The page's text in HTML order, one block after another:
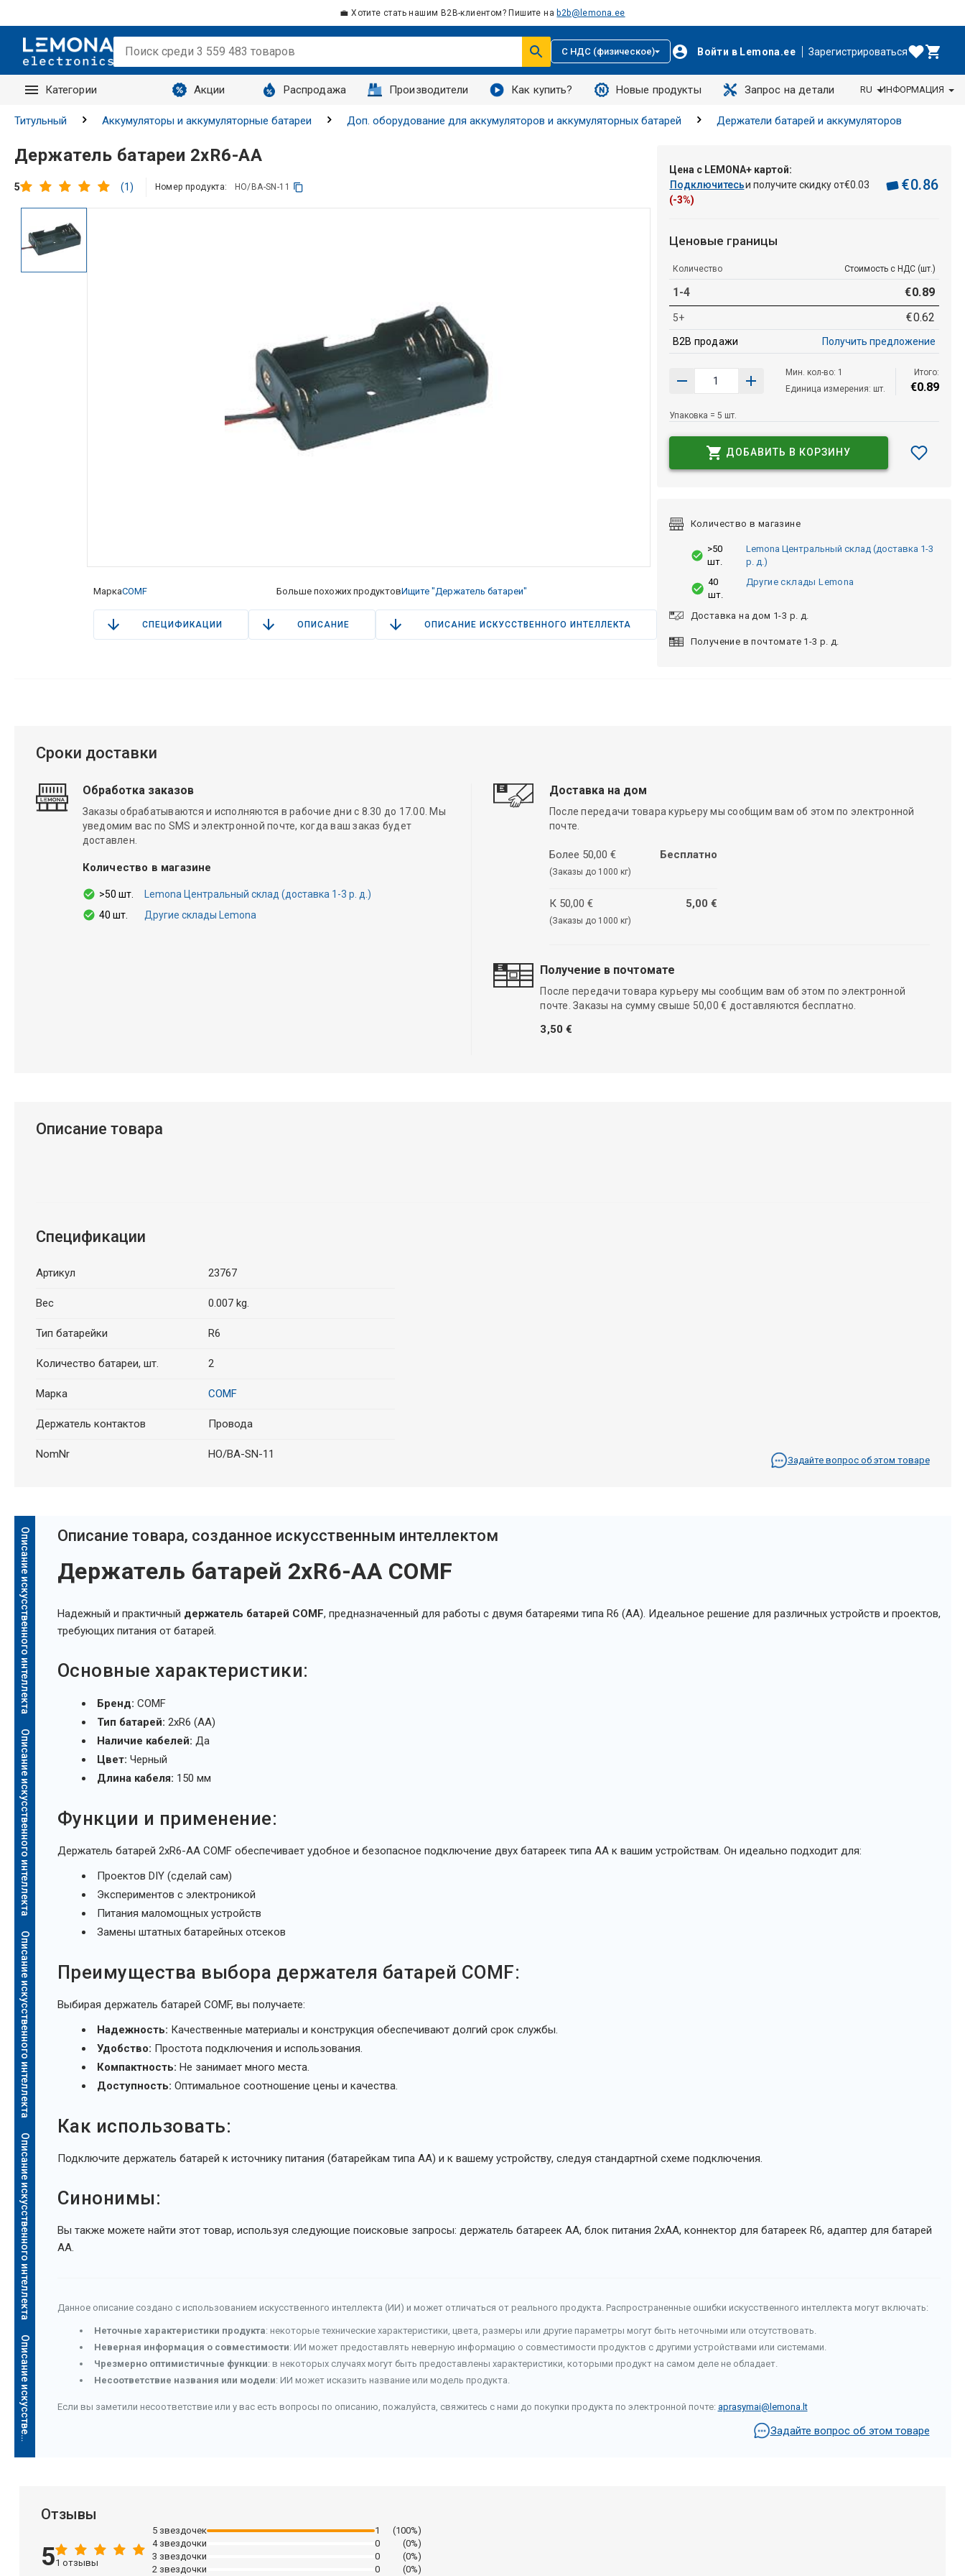
💼 Хотите стать нашим B2B-клиентом? Пишите на b2b@lemona.ee
С НДС (физическое) Войти в Lemona.ee Зарегистрироваться
Категории Акции Распродажа Производители Как купить? Новые продукты Запрос на детали
Запросы
RU ИНФОРМАЦИЯ
Титульный Аккумуляторы и аккумуляторные батареи Доп. оборудование для аккумуляторов и аккумуляторных батарей Держатели батарей и аккумуляторов
Держатель батареи 2xR6-AA
5 (1) Номер продукта: HO/BA-SN-11
МаркаCOMF Больше похожих продуктовИщите "Держатель батареи"
СПЕЦИФИКАЦИИ ОПИСАНИЕ ОПИСАНИЕ ИСКУССТВЕННОГО ИНТЕЛЛЕКТА
Цена с LEMONA+ картой:
Подключитесьи получите скидку от€0 03
(-3%)
€0.86
Ценовые границы
Количество Стоимость с НДС (шт.)
1-4 €0.89
5+ €0.62
B2B продажи Получить предложение
Мин. кол-во: 1
Единица измерения: шт.
Итого:
€0.89
Упаковка = 5 шт.
ДОБАВИТЬ В КОРЗИНУ
Количество в магазине
>50
шт.
Lemona Центральный склад (доставка 1-3
р. д.)
40
шт.
Другие склады Lemona
Доставка на дом 1-3 р. д.
Получение в почтомате 1-3 р. д.
Сроки доставки
Обработка заказов
Заказы обрабатываются и исполняются в рабочие дни с 8.30 до 17.00. Мы
уведомим вас по SMS и электронной почте, когда ваш заказ будет
доставлен.
Количество в магазине
>50 шт.
Lemona Центральный склад (доставка 1-3 р. д.)
40 шт.
Другие склады Lemona
Доставка на дом
После передачи товара курьеру мы сообщим вам об этом по электронной
почте.
Более 50,00 €
(Заказы до 1000 кг)
Бесплатно
К 50,00 €
(Заказы до 1000 кг)
5,00 €
Получение в почтомате
После передачи товара курьеру мы сообщим вам об этом по электронной
почте. Заказы на сумму свыше 50,00 € доставляются бесплатно.
3,50 €
Описание товара
Спецификации
Артикул 23767
Вес 0.007 kg.
Тип батарейки R6
Количество батареи, шт. 2
Марка COMF
Держатель контактов Провода
NomNr HO/BA-SN-11 Задайте вопрос об этом товаре
Описание искусственного интеллекта
Описание искусственного интеллекта
Описание искусственного интеллекта
Описание искусственного интеллекта
О
п
и
с
а
н
и
е
и
с
к
у
с
с
т
в
е
н
н
о
г
о
и
н
т
е
л
л
е
к
т
а
Oписание товара, созданное искусственным интеллектом
Держатель батарей 2xR6-AA COMF
Надежный и практичный держатель батарей COMF, предназначенный для работы с двумя батареями типа R6 (AA). Идеальное решение для различных устройств и проектов,
требующих питания от батарей.
Основные характеристики:
Бренд: COMF
Тип батарей: 2xR6 (AA)
Наличие кабелей: Да
Цвет: Черный
Длина кабеля: 150 мм
Функции и применение:
Держатель батарей 2xR6-AA COMF обеспечивает удобное и безопасное подключение двух батареек типа АА к вашим устройствам. Он идеально подходит для:
Проектов DIY (сделай сам)
Экспериментов с электроникой
Питания маломощных устройств
Замены штатных батарейных отсеков
Преимущества выбора держателя батарей COMF:
Выбирая держатель батарей COMF, вы получаете:
Надежность: Качественные материалы и конструкция обеспечивают долгий срок службы.
Удобство: Простота подключения и использования.
Компактность: Не занимает много места.
Доступность: Оптимальное соотношение цены и качества.
Как использовать:
Подключите держатель батарей к источнику питания (батарейкам типа АА) и к вашему устройству, следуя стандартной схеме подключения.
Синонимы:
Вы также можете найти этот товар, используя следующие поисковые запросы: держатель батареек АА, блок питания 2xAA, коннектор для батареек R6, адаптер для батарей
AA.
Данное описание создано с использованием искусственного интеллекта (ИИ) и может отличаться от реального продукта. Распространенные ошибки искусственного интеллекта могут включать:
Неточные характеристики продукта: некоторые технические характеристики, цвета, размеры или другие параметры могут быть неточными или отсутствовать.
Неверная информация о совместимости: ИИ может предоставлять неверную информацию о совместимости продуктов с другими устройствами или системами.
Чрезмерно оптимистичные функции: в некоторых случаях могут быть предоставлены характеристики, которыми продукт на самом деле не обладает.
Несоответствие названия или модели: ИИ может исказить название или модель продукта.
Если вы заметили несоответствие или у вас есть вопросы по описанию, пожалуйста, свяжитесь с нами до покупки продукта по электронной почте: aprasymai@lemona.lt
Задайте вопрос об этом товаре
Отзывы
51 отзывы
5 звездочек 1
(100%)
4 звездочки
0
(0%)
3 звездочки
0
(0%)
2 звездочки
0 (0%)